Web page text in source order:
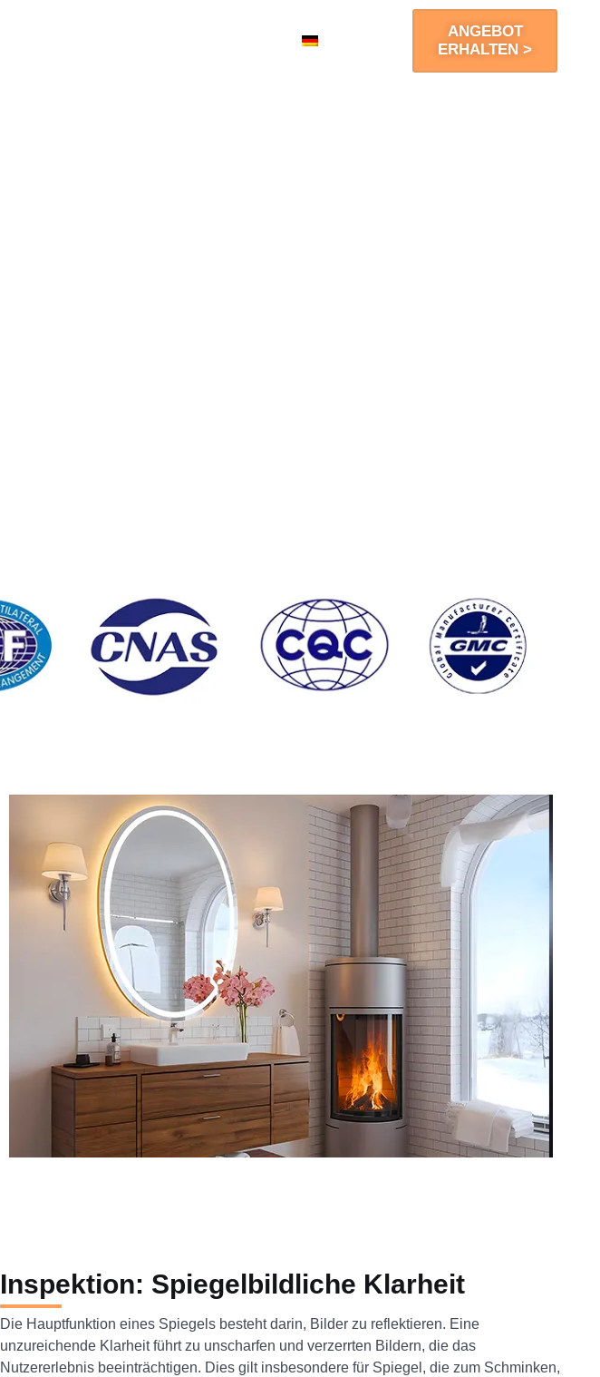
ANGEBOT
ERHALTEN >
Inspektion: Spiegelbildliche Klarheit
Die Hauptfunktion eines Spiegels besteht darin, Bilder zu reflektieren. Eine
unzureichende Klarheit führt zu unscharfen und verzerrten Bildern, die das
Nutzererlebnis beeinträchtigen. Dies gilt insbesondere für Spiegel, die zum Schminken,